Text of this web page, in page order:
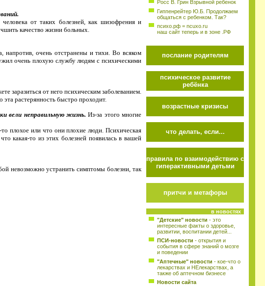
от таких болезней, как шизофрения и
качество жизни больных.
напротив, очень отстранены и тихи. Во всяком
очень плохую службу людям с психическими
заразиться от него психическим заболеванием.
растерянность быстро проходит.
вели неправильную жизнь. Из-за этого многие
то плохое или что они плохие люди. Психическая
какая-то из этих болезней появилась в вашей
невозможно устранить симптомы болезни, так
Росс В. Грин Взрывной ребенок
Гиппенрейтер Ю.Б. Продолжаем
общаться с ребенком. Так?
психо.рф = ncuxo.ru
наш сайт теперь и в зоне .РФ
послание родителям
психическое развитие
ребёнка
возрастные кризисы
что делать, если...
правила по взаимодействию с
гиперактивными детьми
притчи и метафоры
в новостях
"Детские" новости - это
интересные факты о здоровье,
развитии, воспитании детей...
ПСИ-новости - открытия и
события в сфере знаний о мозге
и поведении
"Аптечные" новости - кое-что о
лекарствах и НЕлекарствах, а
также об аптечном бизнесе
Новости сайта